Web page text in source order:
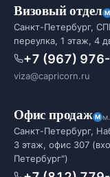
Визовый отдел
Санкт-Петербург,
переулка, 1 этаж, 4
+7 (967)
viza@capricorn.ru
Офис продаж
Санкт-Петербург,
3 этаж, офис 307
Петербург")